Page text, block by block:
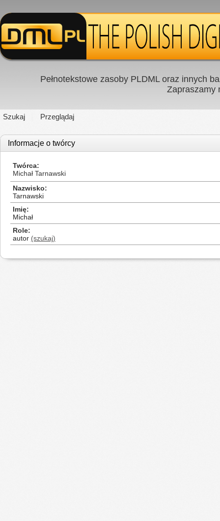
Pełnotekstowe zasoby PLDML oraz innych
Zapraszamy
Szukaj Przeglądaj
Informacje o twórcy
Twórca
Michał Tarnawski
Nazwisko
Tarnawski
Imię
Michał
Role
autor (szukaj)